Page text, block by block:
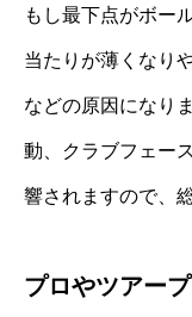
もし最下点がボー
当たりが薄くなり
などの原因になり
動、クラブフェー
響されますので、
プロやツアー